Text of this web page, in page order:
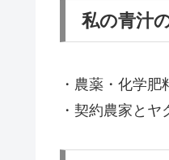
私の青汁
・農薬・化学肥
・契約農家と